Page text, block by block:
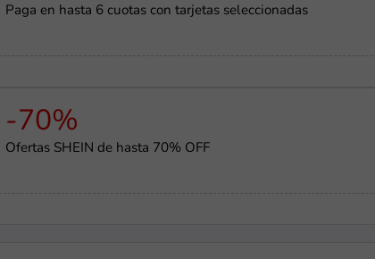
Paga en hasta 6 cuotas con tarjetas seleccionadas
-70%
Ofertas SHEIN de hasta 70% OFF